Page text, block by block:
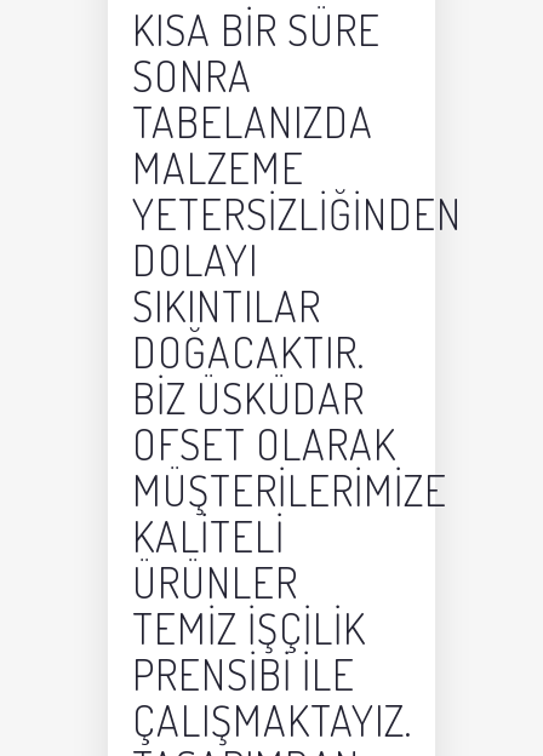
KISA BIR SÜRE
SONRA
TABELANIZDA
MALZEME
YETERSIZLIĞINDEN
DOLAYI
SIKINTILAR
DOĞACAKTIR.
BIZ ÜSKÜDAR
OFSET OLARAK
MÜŞTERILERIMIZE
KALITELI
ÜRÜNLER
TEMIZ IŞÇILIK
PRENSIBI ILE
ÇALIŞMAKTAYIZ.